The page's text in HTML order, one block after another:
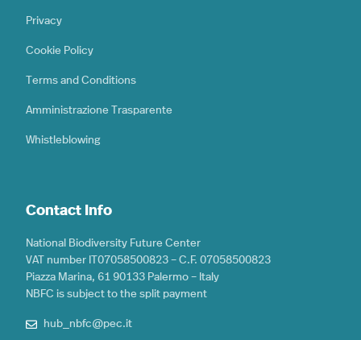
Privacy
Cookie Policy
Terms and Conditions
Amministrazione Trasparente
Whistleblowing
Contact Info
National Biodiversity Future Center
VAT number IT07058500823 – C.F. 07058500823
Piazza Marina, 61 90133 Palermo – Italy
NBFC is subject to the split payment
hub_nbfc@pec.it